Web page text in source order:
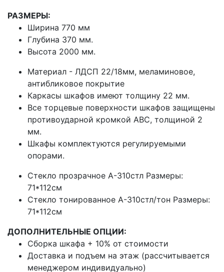
РАЗМЕРЫ:
Ширина 770 мм
Глубина 370 мм.
Высота 2000 мм.
Материал - ЛДСП 22/18мм, меламиновое,
антибликовое покрытие
Каркасы шкафов имеют толщину 22 мм.
Все торцевые поверхности шкафов защищены
противоударной кромкой АВС, толщиной 2
мм.
Шкафы комплектуются регулируемыми
опорами.
Стекло прозрачное А-310стл Размеры:
71*112см
Стекло тонированное А-310стл/тон Размеры:
71*112см
ДОПОЛНИТЕЛЬНЫЕ ОПЦИИ:
Сборка шкафа + 10% от стоимости
Доставка и подъем на этаж (рассчитывается
менеджером индивидуально)